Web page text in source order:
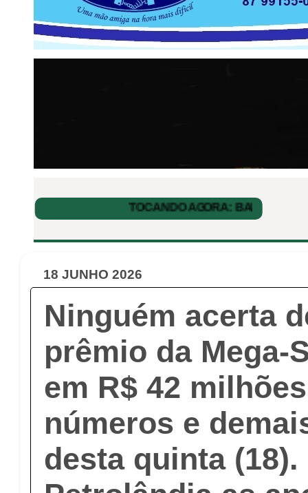
18 JUNHO 2026
Ninguém acerta
prêmio da Mega-
em R$ 42
números e
desta quinta (18).